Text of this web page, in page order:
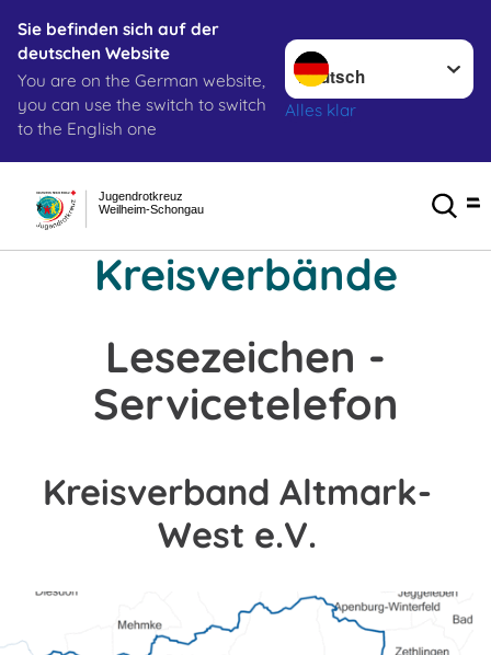
Sie befinden sich auf der
deutschen Website
You are on the German website,
you can use the switch to switch
to the English one
Sprache wechseln zu
Alles klar
Weilheim-Schongau
Jugendrotkreuz
Kreisverbände
Lesezeichen -
Servicetelefon
Kreisverband Altmark-
West e.V.